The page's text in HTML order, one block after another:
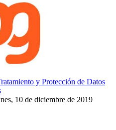
y Protección de Datos
10 de diciembre de 2019